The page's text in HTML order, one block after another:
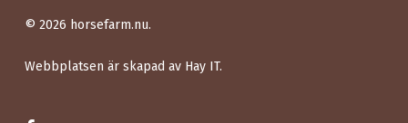
© 2026 horsefarm.nu.
Webbplatsen är skapad av Hay IT.